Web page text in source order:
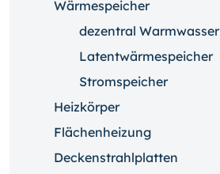
Wärmespeicher
dezentral Warmwasser
Latentwärmespeicher
Stromspeicher
Heizkörper
Flächenheizung
Deckenstrahlplatten